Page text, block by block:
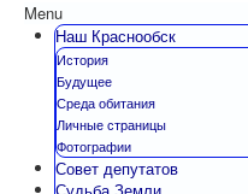
Menu
Наш Краснообск
История
Будущее
Среда обитания
Личные страницы
Фотографии
Совет депутатов